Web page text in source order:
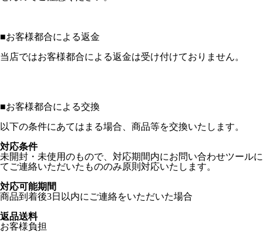
■お客様都合による返金
当店ではお客様都合による返金は受け付けておりません。
■お客様都合による交換
以下の条件にあてはまる場合、商品等を交換いたします。
対応条件
未開封・未使用のもので、対応期間内にお問い合わせツールに
てご連絡いただいたもののみ原則対応いたします。
対応可能期間
商品到着後3日以内にご連絡をいただいた場合
返品送料
お客様負担